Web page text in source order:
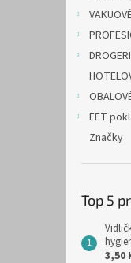
EET
Značky
Top 5
3,50